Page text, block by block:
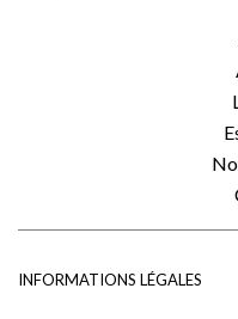
INFORMATIONS LÉGALES